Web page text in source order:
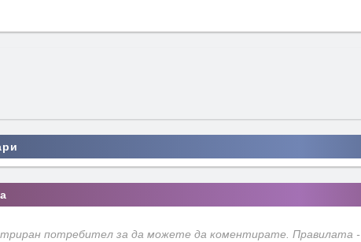
потребител за да можете да коментирате. Правилата -